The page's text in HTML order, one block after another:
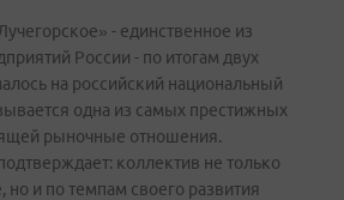
- единственное из
России - по итогам двух
на российский национальный
одна из самых престижных
рыночные отношения.
коллектив не только
но и по темпам своего развития